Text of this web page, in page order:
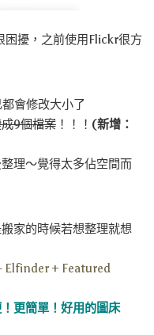
擾，之前使用Flickr很方
會修改大小了
9個檔案 ！！！ (新增：
理～覺得太多佔空間而
家的時候若想整理就想
Elfinder + Featured
更簡單！好用的圖床